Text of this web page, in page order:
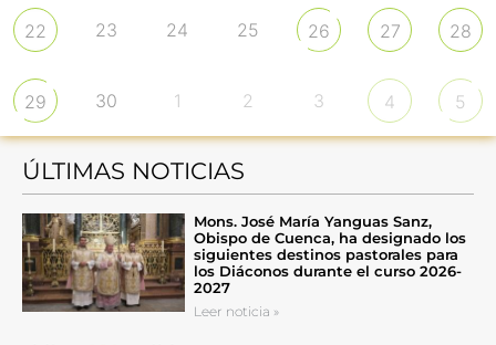
22 23 24 25 26 27 28
29 30 1 2 3 4 5
ÚLTIMAS NOTICIAS
Mons. José María Yanguas Sanz,
Obispo de Cuenca, ha designado los
siguientes destinos pastorales para
los Diáconos durante el curso 2026-
2027
Leer noticia »